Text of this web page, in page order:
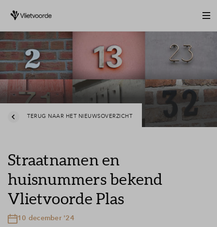
TERUG NAAR HET NIEUWSOVERZICHT
Straatnamen en
huisnummers bekend
Vlietvoorde Plas
10 december '24